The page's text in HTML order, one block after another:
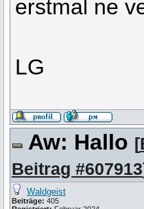
erstmal ne
LG
Aw: Hallo [
Beitrag #607913
Waldgeist
Beiträge: 405